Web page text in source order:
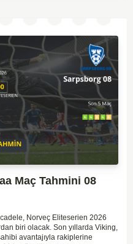
Maç Tahmini 08
Norveç Eliteserien 2026
biri olacak. Son yıllarda Viking,
avantajıyla rakiplerine